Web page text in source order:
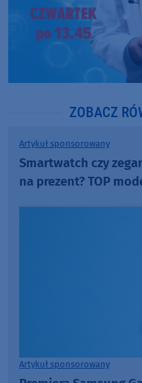
ZOBACZ
Smartwatch czy
na prezent? TOP